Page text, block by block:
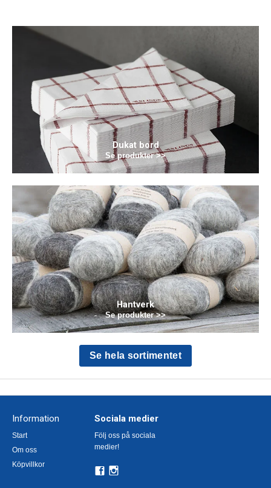
Dukat bord
Se produkter >>
Hantverk
Se produkter >>
Se hela sortimentet
Information
Start
Om oss
Köpvillkor
Sociala medier
Följ oss på sociala
medier!